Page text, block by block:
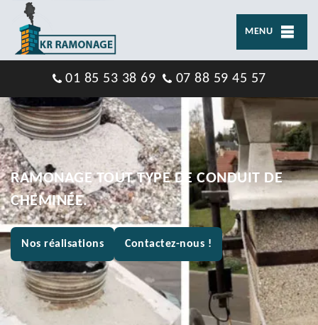
MENU
01 85 53 38 69 07 88 59 45 57
RAMONAGE TOUT TYPE DE CONDUIT DE
CHEMINÉE.
Nos réalisations Contactez-nous !